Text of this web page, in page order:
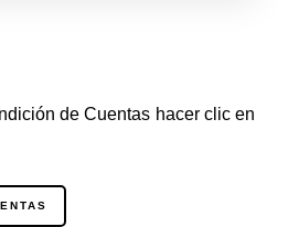
de Cuentas hacer clic en